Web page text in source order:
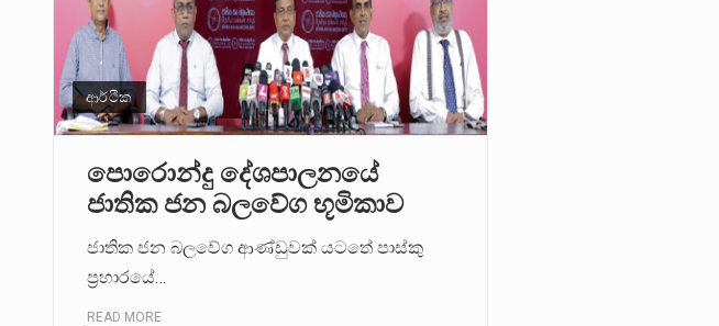
ආර්ථික
පොරොන්දු දේශපාලනයේ
ජාතික ජන බලවේග භූමිකාව
ජාතික ජන බලවේග ආණ්ඩුවක් යටතේ පාස්කු
ප්‍රහාරයේ…
READ MORE